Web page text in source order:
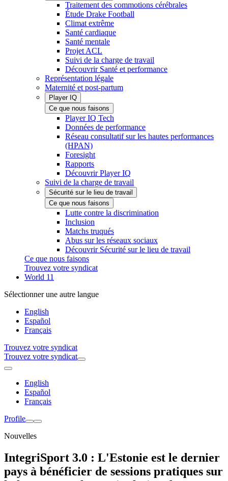
Traitement des commotions cérébrales
Étude Drake Football
Climat extrême
Santé cardiaque
Santé mentale
Projet ACL
Suivi de la charge de travail
Découvrir Santé et performance
Représentation légale
Maternité et post-partum
Player IQ
Ce que nous faisons
Player IQ Tech
Données de performance
Réseau consultatif sur les hautes performances
(HPAN)
Foresight
Rapports
Découvrir Player IQ
Suivi de la charge de travail
Sécurité sur le lieu de travail
Ce que nous faisons
Lutte contre la discrimination
Inclusion
Matchs truqués
Abus sur les réseaux sociaux
Découvrir Sécurité sur le lieu de travail
Ce que nous faisons
Trouvez votre syndicat
World 11
Sélectionner une autre langue
English
Español
Français
Trouvez votre syndicat
Trouvez votre syndicat
English
Español
Français
Profile
Nouvelles
IntegriSport 3.0 : L'Estonie est le dernier
pays à bénéficier de sessions pratiques sur